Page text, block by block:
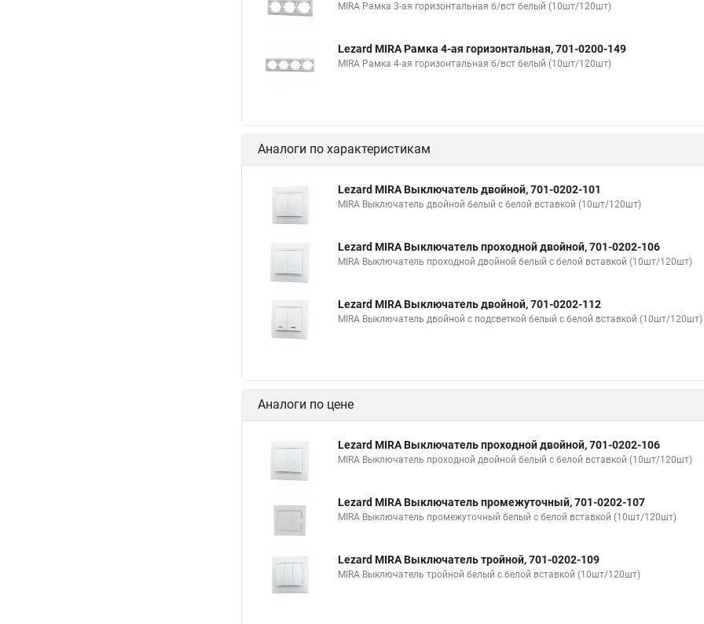
MIRA Рамка 3-ая горизонтальная б/вст белый (10шт/120шт)
Lezard MIRA Рамка 4-ая горизонтальная, 701-0200-149
MIRA Рамка 4-ая горизонтальная б/вст белый (10шт/120шт)
Аналоги по характеристикам
Lezard MIRA Выключатель двойной, 701-0202-101
MIRA Выключатель двойной белый с белой вставкой (10шт/120шт)
Lezard MIRA Выключатель проходной двойной, 701-0202-106
MIRA Выключатель проходной двойной белый с белой вставкой (10шт/120шт)
Lezard MIRA Выключатель двойной, 701-0202-112
MIRA Выключатель двойной с подсветкой белый с белой вставкой (10шт/120шт)
Аналоги по цене
Lezard MIRA Выключатель проходной двойной, 701-0202-106
MIRA Выключатель проходной двойной белый с белой вставкой (10шт/120шт)
Lezard MIRA Выключатель промежуточный, 701-0202-107
MIRA Выключатель промежуточный белый с белой вставкой (10шт/120шт)
Lezard MIRA Выключатель тройной, 701-0202-109
MIRA Выключатель тройной белый с белой вставкой (10шт/120шт)